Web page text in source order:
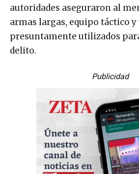
autoridades aseguraron al
armas largas, equipo táctico
presuntamente utilizados
delito.
Publicidad